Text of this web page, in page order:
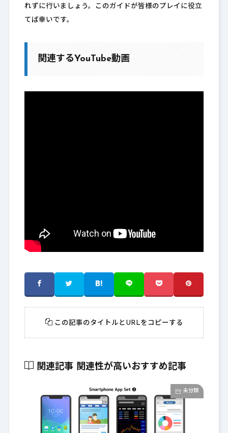
れずに行いましょう。このガイドが皆様のプレイに役立
てば幸いです。
関連するYouTube動画
この記事のタイトルとURLをコピーする
関連記事 関連性が高いおすすめ記事
未分類